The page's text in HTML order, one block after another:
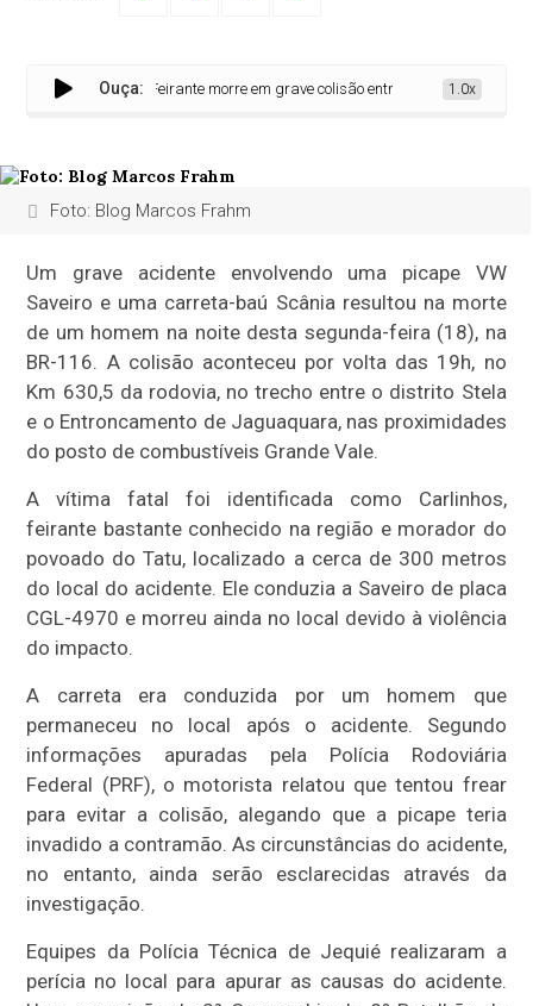
Ouça:
Feirante morre em grave colisão entre picape e carreta na
1.0x
Foto: Blog Marcos Frahm
Um grave acidente envolvendo uma picape VW
Saveiro e uma carreta-baú Scânia resultou na morte
de um homem na noite desta segunda-feira (18), na
BR-116. A colisão aconteceu por volta das 19h, no
Km 630,5 da rodovia, no trecho entre o distrito Stela
e o Entroncamento de Jaguaquara, nas proximidades
do posto de combustíveis Grande Vale.
A vítima fatal foi identificada como Carlinhos,
feirante bastante conhecido na região e morador do
povoado do Tatu, localizado a cerca de 300 metros
do local do acidente. Ele conduzia a Saveiro de placa
CGL-4970 e morreu ainda no local devido à violência
do impacto.
A carreta era conduzida por um homem que
permaneceu no local após o acidente. Segundo
informações apuradas pela Polícia Rodoviária
Federal (PRF), o motorista relatou que tentou frear
para evitar a colisão, alegando que a picape teria
invadido a contramão. As circunstâncias do acidente,
no entanto, ainda serão esclarecidas através da
investigação.
Equipes da Polícia Técnica de Jequié realizaram a
perícia no local para apurar as causas do acidente.